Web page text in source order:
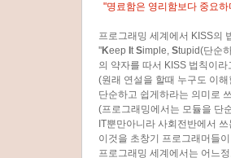
"명료함은 영리함보다 중요하
프로그래밍 세계에서 KISS의
''Keep tSimple, Stupid(단순
의 약자를 따서 KISS 법칙이라
(원래 연설을 할때 누구도 이
단순하고 쉽게하라는 의미로
(프로그래밍에서는 모듈을 단
IT뿐만아니라 사회전반에서
이것을 초창기 프로그래머들
프로그래밍 세계에서는 어느